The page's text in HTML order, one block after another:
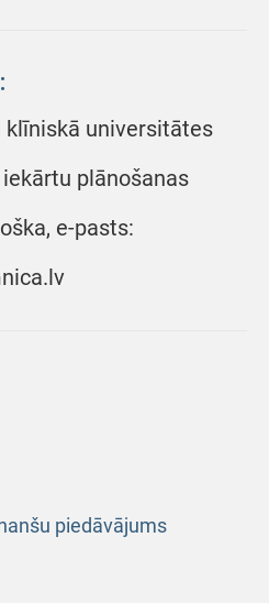
klīniskā universitātes
plānošanas
e-pasts:
piedāvājums